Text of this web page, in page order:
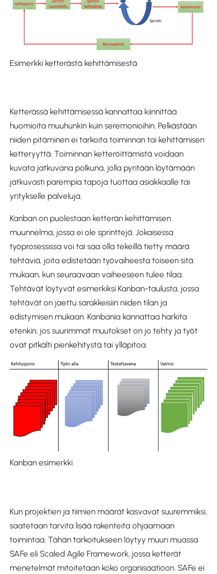
Esimerkki ketterästä kehittämisestä
Ketterässä kehittämisessä kannattaa kiinnittää
huomioita muuhunkin kuin seremonioihin. Pelkästään
niiden pitäminen ei tarkoita toiminnan tai kehittämisen
ketteryyttä. Toiminnan ketteröittämistä voidaan
kuvata jatkuvana polkuna, jolla pyritään löytämään
jatkuvasti parempia tapoja tuottaa asiakkaalle tai
yritykselle palveluja.
Kanban on puolestaan ketterän kehittämisen
muunnelma, jossa ei ole sprinttejä. Jokaisessa
työprosessissa voi tai saa olla tekeillä tietty määrä
tehtäviä, joita edistetään työvaiheesta toiseen sitä
mukaan, kun seuraavaan vaiheeseen tulee tilaa.
Tehtävät löytyvät esimerkiksi Kanban-taulusta, jossa
tehtävät on jaettu sarakkeisiin niiden tilan ja
edistymisen mukaan. Kanbania kannattaa harkita
etenkin, jos suurimmat muutokset on jo tehty ja työt
ovat pitkälti pienkehitystä tai ylläpitoa.
Kanban esimerkki
Kun projektien ja tiimien määrät kasvavat suuremmiksi,
saatetaan tarvita lisää rakenteita ohjaamaan
toimintaa. Tähän tarkoitukseen löytyy muun muassa
SAFe eli Scaled Agile Framework, jossa ketterät
menetelmät mitoitetaan koko organisaatioon. SAFe ei